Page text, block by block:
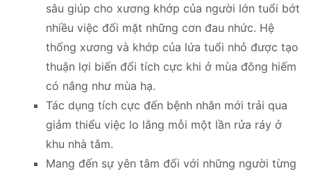
sâu giúp cho xương khớp của người lớn tuổi bớt
nhiều việc đối mặt những cơn đau nhức. Hệ
thống xương và khớp của lứa tuổi nhỏ được tạo
thuận lợi biến đổi tích cực khi ở mùa đông hiếm
có nắng như mùa hạ.
Tác dụng tích cực đến bệnh nhân mới trải qua
giảm thiểu việc lo lắng mỗi một lần rửa ráy ở
khu nhà tắm.
Mang đến sự yên tâm đối với những người từng